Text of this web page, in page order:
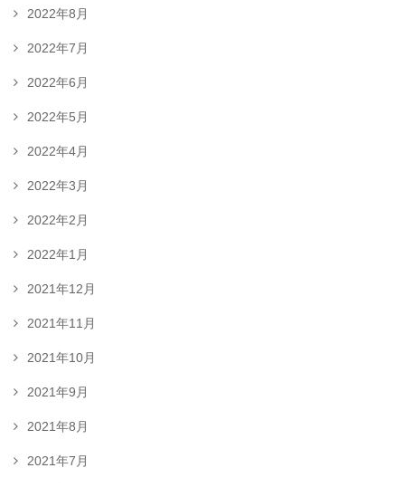
2022年8月
2022年7月
2022年6月
2022年5月
2022年4月
2022年3月
2022年2月
2022年1月
2021年12月
2021年11月
2021年10月
2021年9月
2021年8月
2021年7月